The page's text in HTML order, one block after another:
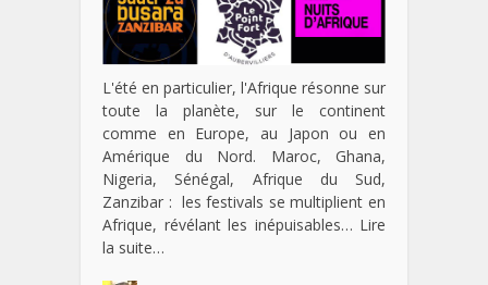
L'été en particulier, l'Afrique résonne sur
toute la planète, sur le continent
comme en Europe, au Japon ou en
Amérique du Nord. Maroc, Ghana,
Nigeria, Sénégal, Afrique du Sud,
Zanzibar : les festivals se multiplient en
Afrique, révélant les inépuisables… Lire
la suite…